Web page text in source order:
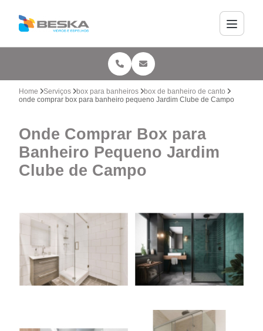
Home Serviços box para banheiros
box de banheiro de canto
onde comprar box para banheiro pequeno Jardim Clube de Campo
Onde Comprar Box para
Banheiro Pequeno Jardim
Clube de Campo